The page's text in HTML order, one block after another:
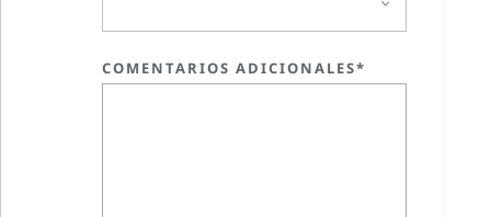
COMENTARIOS ADICIONALES*